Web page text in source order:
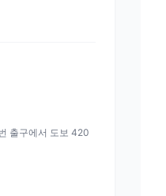
출구에서 도보 420